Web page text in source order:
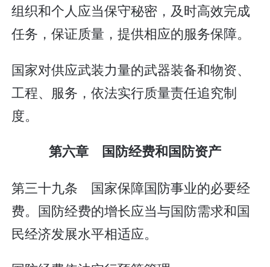
组织和个人应当保守秘密，及时高效完成
任务，保证质量，提供相应的服务保障。
国家对供应武装力量的武器装备和物资、
工程、服务，依法实行质量责任追究制
度。
第六章 国防经费和国防资产
第三十九条 国家保障国防事业的必要经
费。国防经费的增长应当与国防需求和国
民经济发展水平相适应。